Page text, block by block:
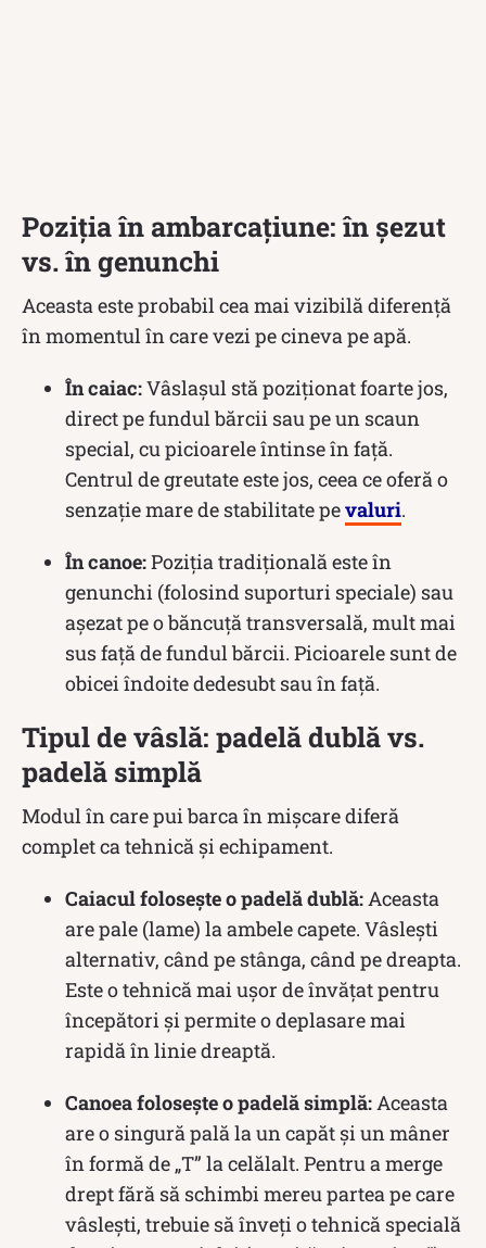
Poziția în ambarcațiune: în șezut
vs. în genunchi
Aceasta este probabil cea mai vizibilă diferență
în momentul în care vezi pe cineva pe apă.
În caiac:Vâslașul stă poziționat foarte jos,
direct pe fundul bărcii sau pe un scaun
special, cu picioarele întinse în față.
Centrul de greutate este jos, ceea ce oferă o
senzație mare de stabilitate pevaluri.
În canoe:Poziția tradițională este în
genunchi (folosind suporturi speciale) sau
așezat pe o băncuță transversală, mult mai
sus față de fundul bărcii. Picioarele sunt de
obicei îndoite dedesubt sau în față.
Tipul de vâslă: padelă dublă vs.
padelă simplă
Modul în care pui barca în mișcare diferă
complet ca tehnică și echipament.
Caiacul folosește o padelă dublă: Aceasta
are pale (lame) la ambele capete. Vâslești
alternativ, când pe stânga, când pe dreapta.
Este o tehnică mai ușor de învățat pentru
începători și permite o deplasare mai
rapidă în linie dreaptă.
Canoea folosește o padelă simplă: Aceasta
are o singură pală la un capăt și un mâner
în formă de „T” la celălalt. Pentru a merge
drept fără să schimbi mereu partea pe care
vâslești, trebuie să înveți o tehnică specială